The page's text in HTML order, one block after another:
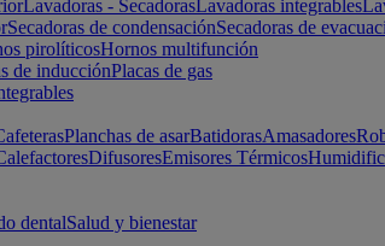
Lavadoras - SecadorasLavadoras integrables
Secadoras de condensaciónSecadoras de
pirolíticosHornos multifunción
de inducciónPlacas de gas
Planchas de asarBatidorasAmasadores
DifusoresEmisores Térmicos
dentalSalud y bienestar